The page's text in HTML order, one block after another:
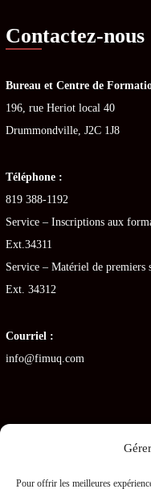
Pour offrir les meilleures
Contactez-nous
Bureau et Centre de
196, rue Heriot local 40
Drummondville, J2C 1J8
Téléphone :
819 388-1192
Service – Inscriptions aux
Ext.34311
Service – Matériel de premiers
Ext. 34312
Courriel :
info@fimuq.com
Articles récents